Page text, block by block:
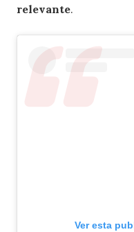
relevante.
Ver esta